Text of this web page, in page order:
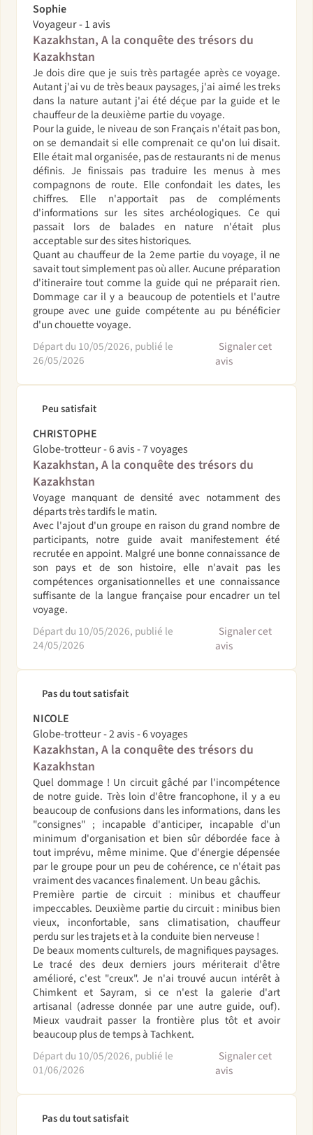
Sophie
Voyageur - 1 avis
Kazakhstan, A la conquête des trésors du
Kazakhstan
Je dois dire que je suis très partagée après ce voyage.
Autant j'ai vu de très beaux paysages, j'ai aimé les treks
dans la nature autant j'ai été déçue par la guide et le
chauffeur de la deuxième partie du voyage.
Pour la guide, le niveau de son Français n'était pas bon,
on se demandait si elle comprenait ce qu'on lui disait.
Elle était mal organisée, pas de restaurants ni de menus
définis. Je finissais pas traduire les menus à mes
compagnons de route. Elle confondait les dates, les
chiffres. Elle n'apportait pas de compléments
d'informations sur les sites archéologiques. Ce qui
passait lors de balades en nature n'était plus
acceptable sur des sites historiques.
Quant au chauffeur de la 2eme partie du voyage, il ne
savait tout simplement pas où aller. Aucune préparation
d'itineraire tout comme la guide qui ne préparait rien.
Dommage car il y a beaucoup de potentiels et l'autre
groupe avec une guide compétente au pu bénéficier
d'un chouette voyage.
Départ du 10/05/2026, publié le
26/05/2026
Signaler cet
avis
Peu satisfait
CHRISTOPHE
Globe-trotteur - 6 avis - 7 voyages
Kazakhstan, A la conquête des trésors du
Kazakhstan
Voyage manquant de densité avec notamment des
départs très tardifs le matin.
Avec l'ajout d'un groupe en raison du grand nombre de
participants, notre guide avait manifestement été
recrutée en appoint. Malgré une bonne connaissance de
son pays et de son histoire, elle n'avait pas les
compétences organisationnelles et une connaissance
suffisante de la langue française pour encadrer un tel
voyage.
Départ du 10/05/2026, publié le
24/05/2026
Signaler cet
avis
Pas du tout satisfait
NICOLE
Globe-trotteur - 2 avis - 6 voyages
Kazakhstan, A la conquête des trésors du
Kazakhstan
Quel dommage ! Un circuit gâché par l'incompétence
de notre guide. Très loin d'être francophone, il y a eu
beaucoup de confusions dans les informations, dans les
"consignes" ; incapable d'anticiper, incapable d'un
minimum d'organisation et bien sûr débordée face à
tout imprévu, même minime. Que d'énergie dépensée
par le groupe pour un peu de cohérence, ce n'était pas
vraiment des vacances finalement. Un beau gâchis.
Première partie de circuit : minibus et chauffeur
impeccables. Deuxième partie du circuit : minibus bien
vieux, inconfortable, sans climatisation, chauffeur
perdu sur les trajets et à la conduite bien nerveuse !
De beaux moments culturels, de magnifiques paysages.
Le tracé des deux derniers jours mériterait d'être
amélioré, c'est "creux". Je n'ai trouvé aucun intérêt à
Chimkent et Sayram, si ce n'est la galerie d'art
artisanal (adresse donnée par une autre guide, ouf).
Mieux vaudrait passer la frontière plus tôt et avoir
beaucoup plus de temps à Tachkent.
Départ du 10/05/2026, publié le
01/06/2026
Signaler cet
avis
Pas du tout satisfait